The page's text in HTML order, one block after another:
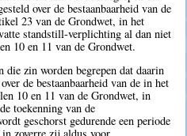
over de bestaanbaarheid van de
23 van de Grondwet, in het
standstill-verplichting al dan niet
10 en 11 van de Grondwet.
zin worden begrepen dat daarin
de bestaanbaarheid van de in het
10 en 11 van de Grondwet, in
toekenning van de
geschorst gedurende een periode